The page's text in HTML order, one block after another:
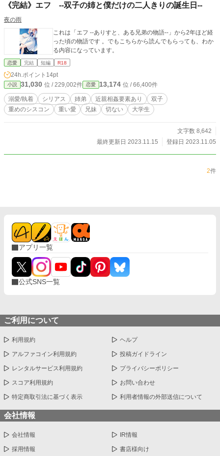
殺される事を。 だ、誰か助けてぇええ！(心の悲鳴) ――――この未来を知る者
い！ ✂－－－－－－－－－－－－－－－－－－－－－－－－－－－－ タグは
後々追加するかもです… R15で開始しましたが、R18にするかこれも悩み中。
別枠を作ってそこに載せるか、このままここに載せるか。 現在、恋愛的な流れ
はまだまだ先のようです… 不定期更新です(*˘︶˘*).｡.:*♡ カクヨム様、なろう様
でも投稿しております。
《完結》エフ --双子の姉と僕だけの二人きりの誕生日--
夜の雨
これは「エフ --ありすと、ある兄弟の物語--」から2年ほど経
った頃の物語です 。でもこちらから読んでもらっても、わか
る内容になっています。
恋愛 完結 短編 R18
24h.ポイント 14pt
小説 31,030 位 / 229,002件 恋愛 13,174 位 / 66,400件
溺愛/執着 シリアス 姉弟 近親相姦要素あり
双子
重めのシスコン
重い愛 兄妹 切ない 大学生
文字数 8,642
最終更新日 2023.11.15
登録日 2023.11.05
2件
アプリ一覧
公式SNS一覧
ご利用について
利用規約 ヘルプ
アルファコイン利用規約 投稿ガイドライン
レンタルサービス利用規約 プライバシーポリシー
スコア利用規約 お問い合わせ
特定商取引法に基づく表示 利用者情報の外部送信について
会社情報
会社情報 IR情報
採用情報 書店様向け